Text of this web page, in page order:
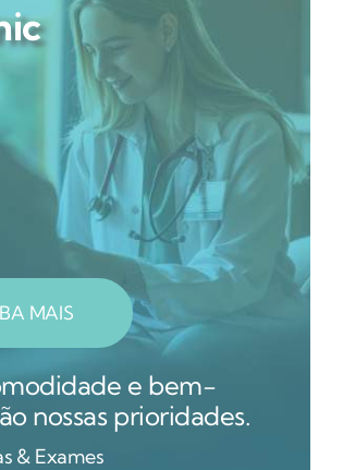
MAIS
e bem-
nossas prioridades.
& Exames